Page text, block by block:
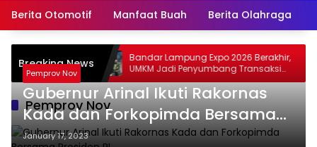
Berita Otomotif Manfaat Buah Berita Olahraga
Breaking News Bandar Lampung Expo 2026 Berakhir,
UMKM Jadi Penyumbang Transaksi
Terbesar
Pemprov Nov
Pemprov Nov
Gubernur Arinal Ikuti Rakornas
Kada dan Forkopimda Bersama
Presiden RI
January 17, 2023